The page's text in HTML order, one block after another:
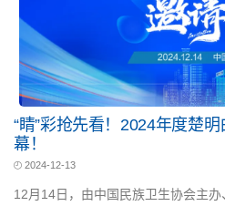
“睛”彩抢先看！2024年度楚
幕！
2024-12-13
12月14日，由中国民族卫生协会主